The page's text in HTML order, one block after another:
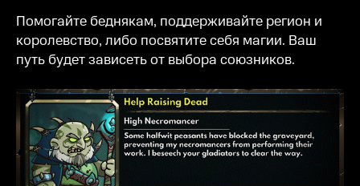
Помогайте беднякам, поддерживайте регион и
королевство, либо посвятите себя магии. Ваш
путь будет зависеть от выбора союзников.